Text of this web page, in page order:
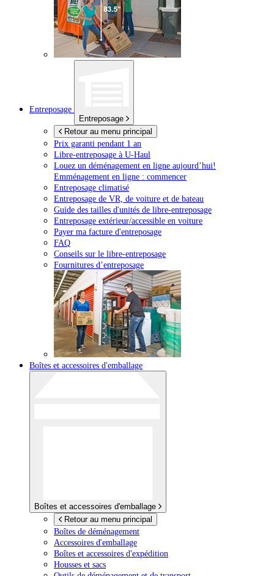
Entreposage
Entreposage
Retour au menu principal
Prix garanti pendant 1 an
Libre-entreposage à U-Haul
Louez un déménagement en ligne aujourd’hui!
Emménagement en ligne : commencer
Entreposage climatisé
Entreposage de VR, de voiture et de bateau
Guide des tailles d'unités de libre-entreposage
Entreposage extérieur/accessible en voiture
Payer ma facture d'entreposage
FAQ
Conseils sur le libre-entreposage
Fournitures d’entreposage
Boîtes et accessoires d'emballage
Boîtes et accessoires d'emballage
Retour au menu principal
Boîtes de déménagement
Accessoires d'emballage
Boîtes et accessoires d'expédition
Housses et sacs